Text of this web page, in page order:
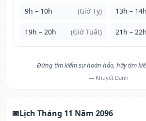
9h – 10h (Giờ Tỵ) 13h – 14h
19h – 20h (Giờ Tuất) 21h – 22h
Đừng tìm kiếm sự hoàn hảo, hãy tìm
— Khuyết Danh
Lịch Tháng 11 Năm 2096